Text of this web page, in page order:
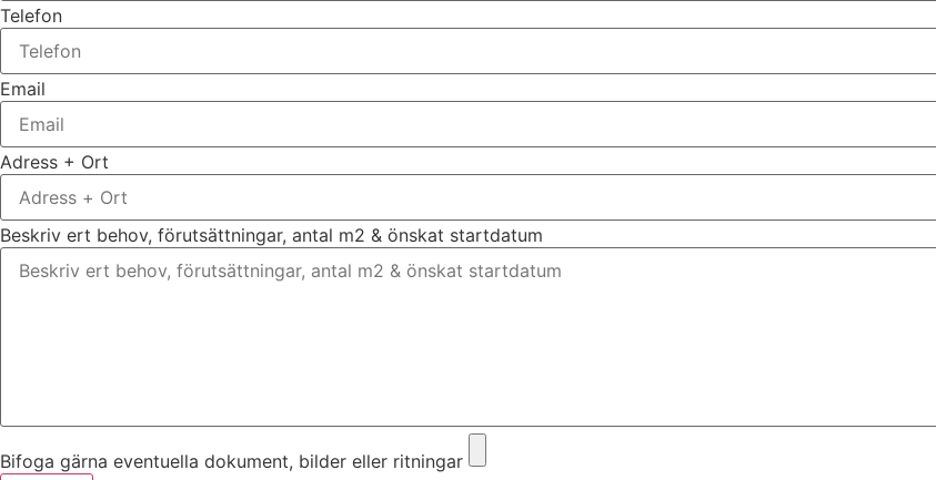
Telefon
Email
Adress + Ort
Beskriv ert behov, förutsättningar, antal m2 & önskat startdatum
Bifoga gärna eventuella dokument, bilder eller ritningar